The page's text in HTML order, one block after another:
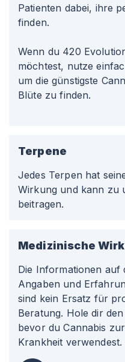
Patienten dabei, ihre
finden.
Wenn du 420
möchtest, nutze
um die günstigste
Blüte zu finden.
Terpene
Jedes Terpen hat
Wirkung und kann zu
beitragen.
Medizinische
Die Informationen auf
Angaben und
sind kein Ersatz für
Beratung. Hole dir
bevor du Cannabis
Krankheit verwendest.